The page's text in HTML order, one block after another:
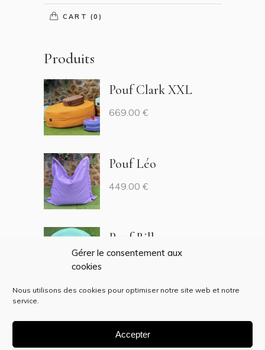
Gérer le consentement aux
cookies
Nous utilisons des cookies pour optimiser notre site web et notre
service.
Accepter
CART (0)
Produits
Pouf Clark XXL
669.00 €
Pouf Léo
449.00 €
Pouf Billy